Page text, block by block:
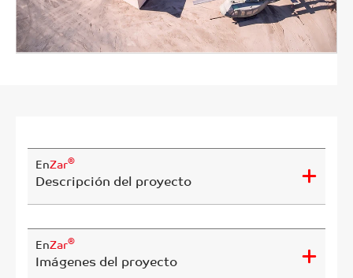
EnZar®
Descripción del proyecto
EnZar®
Imágenes del proyecto